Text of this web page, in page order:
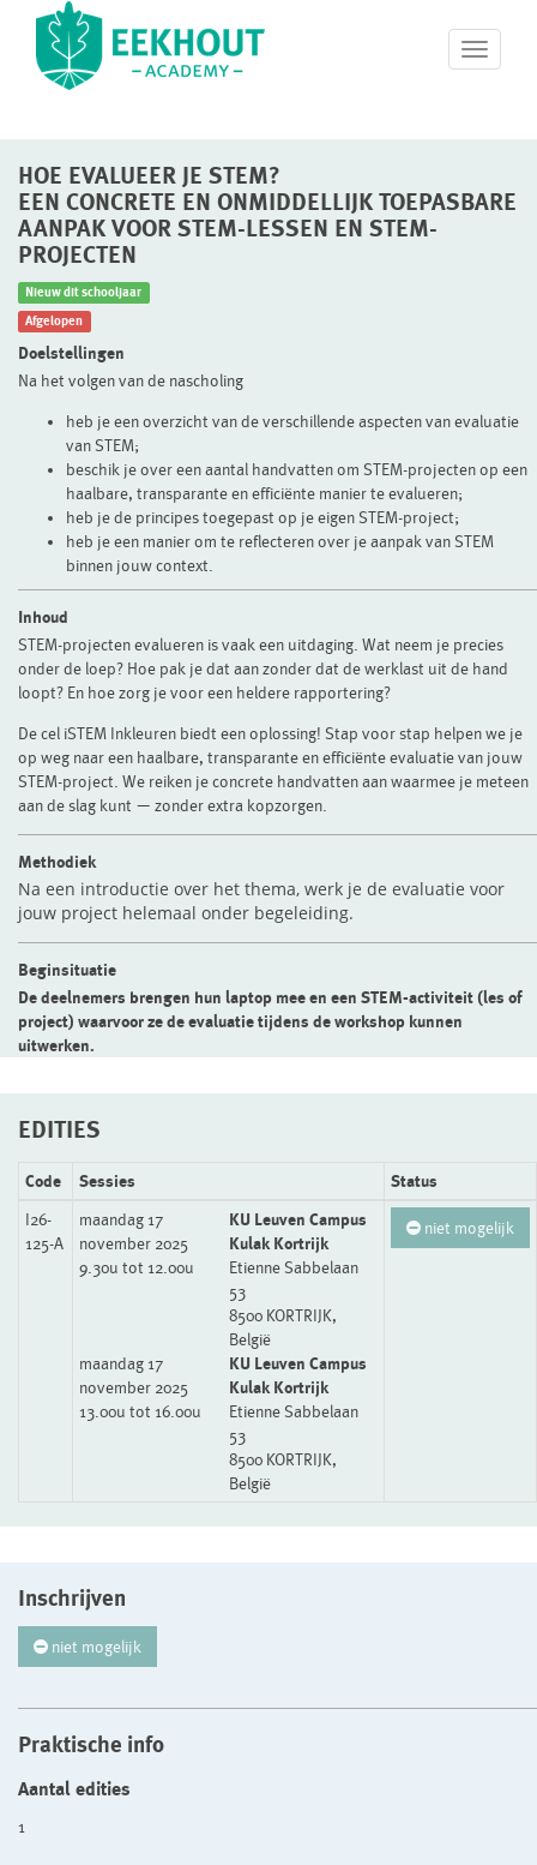
T
o
n
n
HOE EVALUEER JE STEM?
EEN CONCRETE EN ONMIDDELLIJK TOEPASBARE
AANPAK VOOR STEM-LESSEN EN STEM-
PROJECTEN
Nieuw dit schooljaar
Afgelopen
Doelstellingen
Na het volgen van de nascholing
heb je een overzicht van de verschillende aspecten van evaluatie
van STEM;
beschik je over een aantal handvatten om STEM-projecten op een
haalbare, transparante en efficiënte manier te evalueren;
heb je de principes toegepast op je eigen STEM-project;
heb je een manier om te reflecteren over je aanpak van STEM
binnen jouw context.
Inhoud
STEM-projecten evalueren is vaak een uitdaging. Wat neem je precies
onder de loep? Hoe pak je dat aan zonder dat de werklast uit de hand
loopt? En hoe zorg je voor een heldere rapportering?
De cel iSTEM Inkleuren biedt een oplossing! Stap voor stap helpen we je
op weg naar een haalbare, transparante en efficiënte evaluatie van jouw
STEM-project. We reiken je concrete handvatten aan waarmee je meteen
aan de slag kunt — zonder extra kopzorgen.
Methodiek
Na een introductie over het thema, werk je de evaluatie voor
jouw project helemaal onder begeleiding.
Beginsituatie
De deelnemers brengen hun laptop mee en een STEM-activiteit (les of
project) waarvoor ze de evaluatie tijdens de workshop kunnen
uitwerken.
EDITIES
Code Sessies
Status
I26-
125-A
maandag 17
november 2025
9.30u tot 12.00u
KU Leuven Campus
Kulak Kortrijk
Etienne Sabbelaan
53
8500 KORTRIJK,
België
maandag 17
november 2025
13.00u tot 16.00u
KU Leuven Campus
Kulak Kortrijk
Etienne Sabbelaan
53
8500 KORTRIJK,
België
niet mogelijk
Inschrijven
niet mogelijk
Praktische info
Aantal edities
1